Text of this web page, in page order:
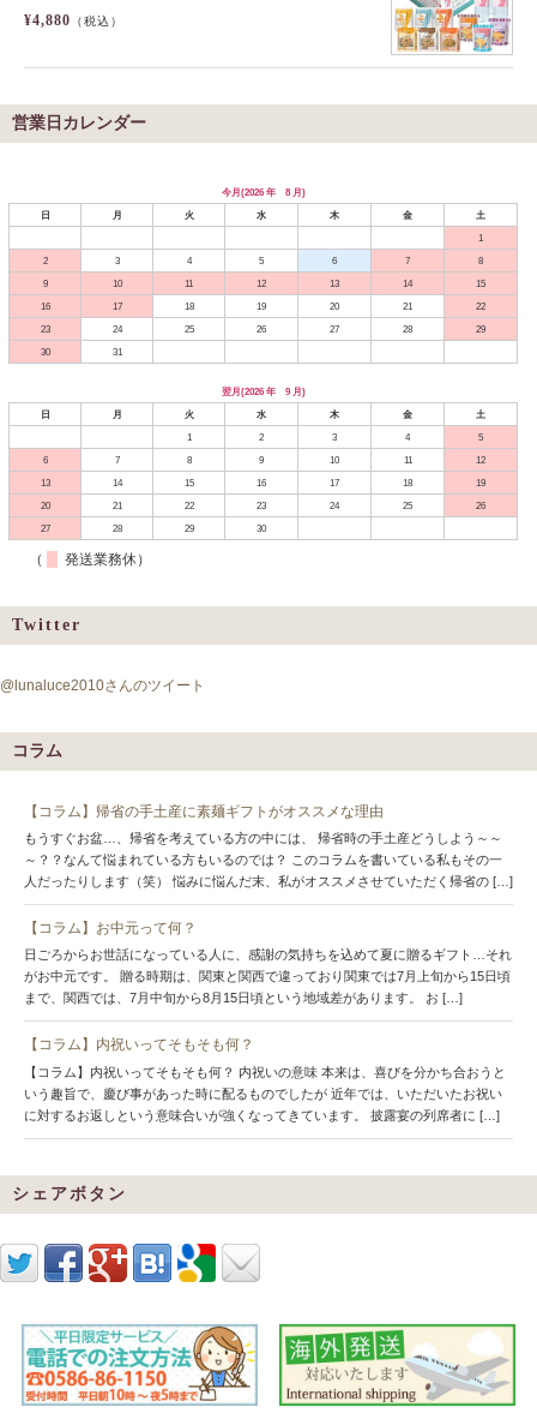
¥4,880 （税込）
営業日カレンダー
今月(2026 年 8 月)
日
月 火 水 木 金
土
1
2
3 4 5 6 7
8
9
10 11 12 13 14
15
16
17 18 19 20 21
22
23
24 25 26 27 28
29
30
31
翌月(2026 年 9 月)
日
月 火 水 木 金
土
1
2 3 4
5
6
7 8 9 10 11
12
13
14 15 16 17 18
19
20
21 22 23 24 25
26
27
28 29 30
（ 発送業務休）
Twitter
@lunaluce2010さんのツイート
コラム
【コラム】帰省の手土産に素麺ギフトがオススメな理由
もうすぐお盆…、帰省を考えている方の中には、 帰省時の手土産どうしよう～～
～？？なんて悩まれている方もいるのでは？ このコラムを書いている私もその一
人だったりします（笑） 悩みに悩んだ末、私がオススメさせていただく帰省の […]
【コラム】お中元って何？
日ごろからお世話になっている人に、感謝の気持ちを込めて夏に贈るギフト…それ
がお中元です。 贈る時期は、関東と関西で違っており関東では7月上旬から15日頃
まで、関西では、7月中旬から8月15日頃という地域差があります。 お […]
【コラム】内祝いってそもそも何？
【コラム】内祝いってそもそも何？ 内祝いの意味 本来は、喜びを分かち合おうと
いう趣旨で、慶び事があった時に配るものでしたが 近年では、いただいたお祝い
に対するお返しという意味合いが強くなってきています。 披露宴の列席者に […]
シェアボタン